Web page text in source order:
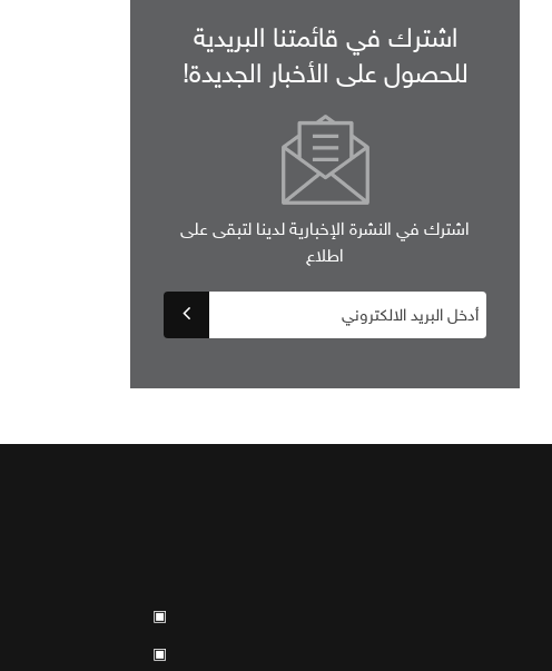
اشترك في قائمتنا البريدية
للحصول على الأخبار الجديدة!
اشترك في النشرة الإخبارية لدينا لتبقى على
اطلاع
▣
▣